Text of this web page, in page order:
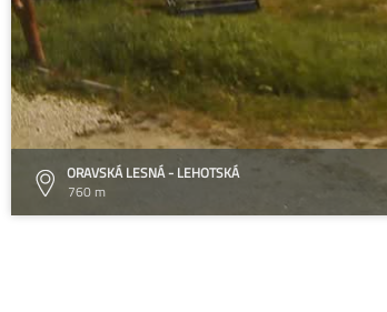
ORAVSKÁ LESNÁ - LEHOTSKÁ
760 m